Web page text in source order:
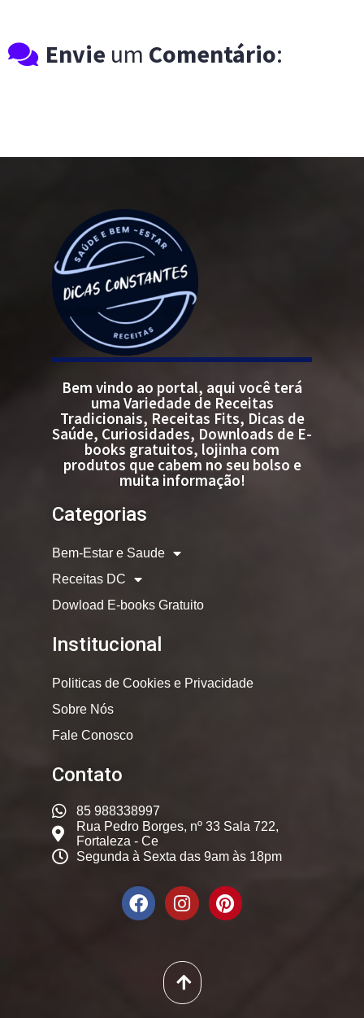
Envie um Comentário:
Bem vindo ao portal, aqui você terá
uma Variedade de Receitas
Tradicionais, Receitas Fits, Dicas de
Saúde, Curiosidades, Downloads de E-
books gratuitos, lojinha com
produtos que cabem no seu bolso e
muita informação!
Categorias
Bem-Estar e Saude
Receitas DC
Dowload E-books Gratuito
Institucional
Politicas de Cookies e Privacidade
Sobre Nós
Fale Conosco
Contato
85 988338997
Rua Pedro Borges, nº 33 Sala 722,
Fortaleza - Ce
Segunda à Sexta das 9am às 18pm